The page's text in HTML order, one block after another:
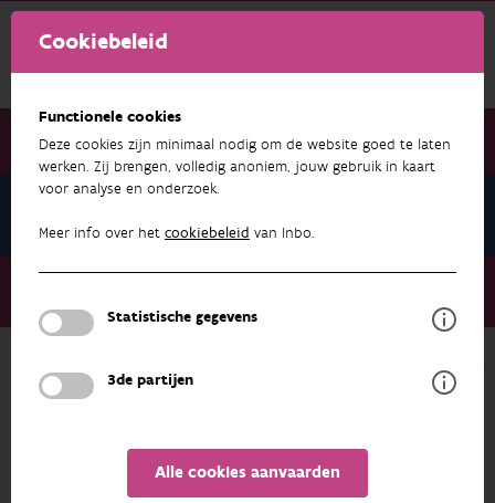
Cookiebeleid
Functionele cookies
Deze cookies zijn minimaal nodig om de website goed te laten
werken. Zij brengen, volledig anoniem, jouw gebruik in kaart
voor analyse en onderzoek.
Meer info over het cookiebeleid van Inbo.
Statistische gegevens
3de partijen
Alle cookies aanvaarden
Nieuwsbrief juli 2022
Bouw mee aan de Urban Governance Atlas
NIEUWSBRIEF JULI 2022